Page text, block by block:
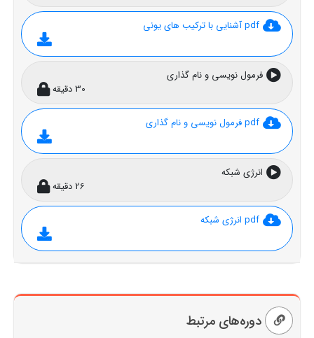
pdf آشنایی با ترکیب های یونی
فرمول نویسی و نام گذاری
30 دقیقه
pdf فرمول نویسی و نام گذاری
انرژی شبکه
26 دقیقه
pdf انرژی شبکه
دوره‌های مرتبط